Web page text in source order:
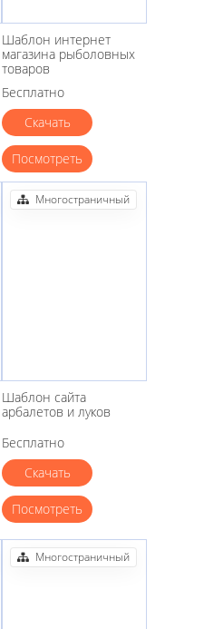
Шаблон интернет
магазина рыболовных
товаров
Бесплатно
Скачать
Посмотреть
Шаблон сайта
арбалетов и луков
Бесплатно
Скачать
Посмотреть
Многостраничный
Многостраничный